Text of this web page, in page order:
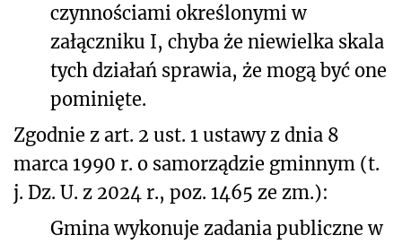
czynnościami określonymi w
załączniku I, chyba że niewielka skala
tych działań sprawia, że mogą być one
pominięte.
Zgodnie z art. 2 ust. 1 ustawy z dnia 8
marca 1990 r. o samorządzie gminnym (t.
j. Dz. U. z 2024 r., poz. 1465 ze zm.):
Gmina wykonuje zadania publiczne w